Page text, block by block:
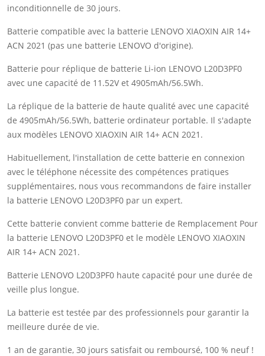
inconditionnelle de 30 jours.
Batterie compatible avec la batterie LENOVO XIAOXIN AIR 14+
ACN 2021 (pas une batterie LENOVO d'origine).
Batterie pour réplique de batterie Li-ion LENOVO L20D3PF0
avec une capacité de 11.52V et 4905mAh/56.5Wh.
La réplique de la batterie de haute qualité avec une capacité
de 4905mAh/56.5Wh, batterie ordinateur portable. Il s'adapte
aux modèles LENOVO XIAOXIN AIR 14+ ACN 2021.
Habituellement, l'installation de cette batterie en connexion
avec le téléphone nécessite des compétences pratiques
supplémentaires, nous vous recommandons de faire installer
la batterie LENOVO L20D3PF0 par un expert.
Cette batterie convient comme batterie de Remplacement Pour
la batterie LENOVO L20D3PF0 et le modèle LENOVO XIAOXIN
AIR 14+ ACN 2021.
Batterie LENOVO L20D3PF0 haute capacité pour une durée de
veille plus longue.
La batterie est testée par des professionnels pour garantir la
meilleure durée de vie.
1 an de garantie, 30 jours satisfait ou remboursé, 100 % neuf !